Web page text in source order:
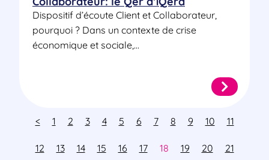
Dispositif d’écoute Client et Collaborateur,
pourquoi ? Dans un contexte de crise
économique et sociale,...
< 1 2 3 4 5 6 7 8 9 10 11
12 13 14 15 16 17 18 19 20 21